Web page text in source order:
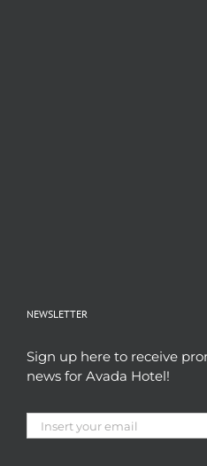
NEWSLETTER
Sign up here to receive
news for Avada Hotel!